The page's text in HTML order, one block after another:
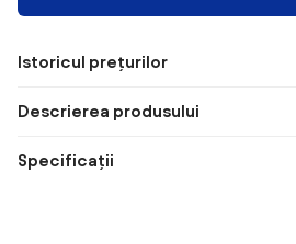
Istoricul prețurilor
Descrierea produsului
Specificații